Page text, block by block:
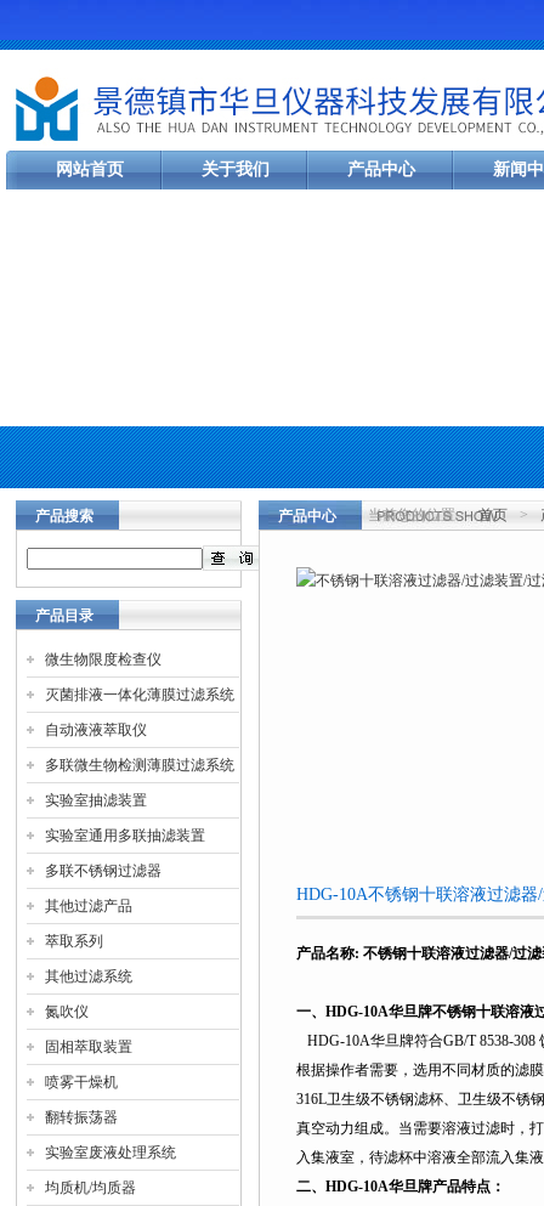
网站首页 关于我们 产品中心 新闻
产品搜索
产品目录
微生物限度检查仪
灭菌排液一体化薄膜过滤系统
自动液液萃取仪
多联微生物检测薄膜过滤系统
实验室抽滤装置
实验室通用多联抽滤装置
多联不锈钢过滤器
其他过滤产品
萃取系列
其他过滤系统
氮吹仪
固相萃取装置
喷雾干燥机
翻转振荡器
实验室废液处理系统
均质机/均质器
产品中心 当前您的位置： 首页 >
HDG-10A不锈钢十联溶液过滤
产品名称: 不锈钢十联溶液过滤器/过
一、 HDG-10A华旦牌不锈钢十联溶液
HDG-10A华旦牌符合GB/T 8538-
根据操作者需要，选用不同材质的滤
316L卫生级不锈钢滤杯、卫生级不锈
真空动力组成。当需要溶液过滤时，
入集液室，待滤杯中溶液全部流入集
二、 HDG-10A华旦牌产品特点：